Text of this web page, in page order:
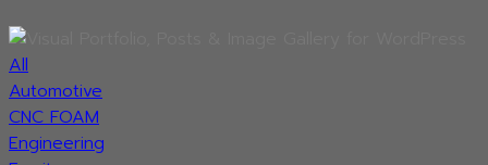
All
Automotive
CNC FOAM
Engineering